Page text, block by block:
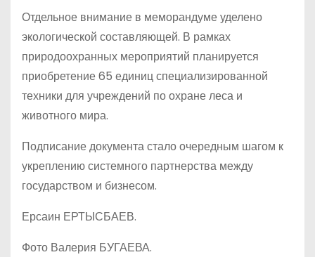
Отдельное внимание в меморандуме уделено
экологической составляющей. В рамках
природоохранных мероприятий планируется
приобретение 65 единиц специализированной
техники для учреждений по охране леса и
животного мира.
Подписание документа стало очередным шагом к
укреплению системного партнерства между
государством и бизнесом.
Ерсаин ЕРТЫСБАЕВ.
Фото Валерия БУГАЕВА.